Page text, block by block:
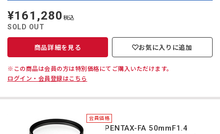
定
価
¥161,280 税込
SOLD OUT
商品詳細を見る お気に入りに追加
※この商品は会員の方は特別価格にてご購入いただけます。
ログイン・会員登録はこちら
会員価格
smc PENTAX-FA 50mmF1.4